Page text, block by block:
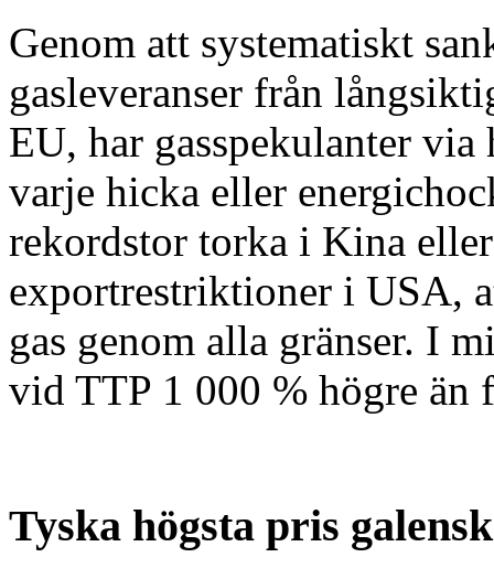
Genom att systematiskt
gasleveranser från
EU, har gasspekulanter
varje hicka eller
rekordstor torka i Kina
exportrestriktioner i USA,
gas genom alla gränser. I
vid TTP 1 000 % högre än
Tyska högsta pris